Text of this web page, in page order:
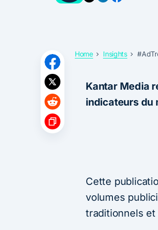
Home Insights
Kantar Media
indicateurs du
Cette
volumes
traditionnels